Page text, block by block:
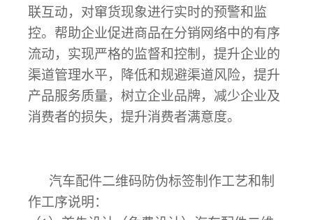
联互动，对窜货现象进行实时的预警和监
控。帮助企业促进商品在分销网络中的有序
流动，实现严格的监督和控制，提升企业的
渠道管理水平，降低和规避渠道风险，提升
产品服务质量，树立企业品牌，减少企业及
消费者的损失，提升消费者满意度。
汽车配件二维码防伪标签制作工艺和制
作工序说明：